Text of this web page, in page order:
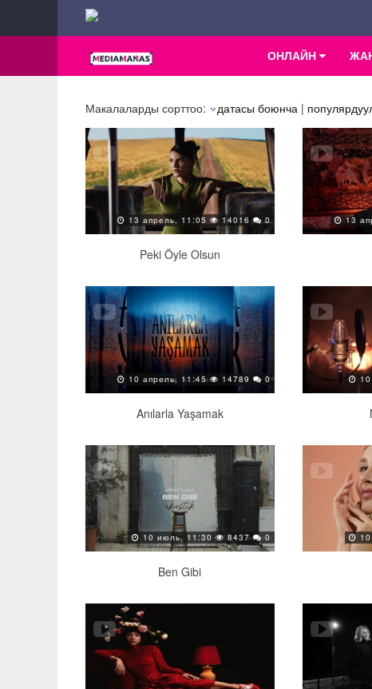
ОНЛАЙН
Макалаларды сорттоо: датасы боюнча |
13 апрель, 11:05 14016 0
Peki Öyle Olsun
13
10 апрель, 11:45 14789 0
Anılarla Yaşamak
10 июль, 11:30 8437 0
Ben Gibi